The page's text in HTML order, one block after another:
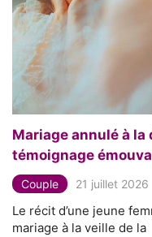
Mariage annulé à
témoignage
Couple 21 juillet 2026
Le récit d’une jeune
mariage à la veille de la